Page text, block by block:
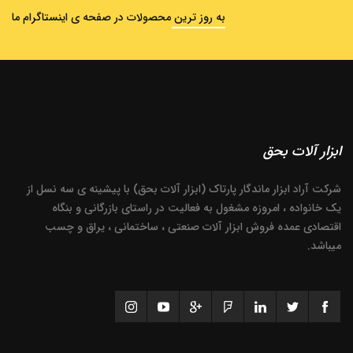
به روز ترین محصولات در صفحه ی اینستاگرام ما
ابزار آلات بحق
شرکت آراد ابزار ماندگار پارتاک (ابزار آلات بحق) با پیشینه ی سه نسل از
یک خانواده ، امروزه مشغول به فعالیت در راستای بازرگانی و بنگاه
اقتصادی عمده فروش ابزار آلات صنعتی ، ساختمانی ، یراق و چسب
میباشد.